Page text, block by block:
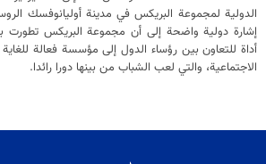
الدولية لمجموعة البريكس في مدينة أوليانوفسك
إشارة دولية واضحة إلى أن مجموعة البريكس
أداة للتعاون بين رؤساء الدول إلى مؤسسة فعالة
الاجتماعية، والتي لعب الشباب من بينها دورا رائدا.